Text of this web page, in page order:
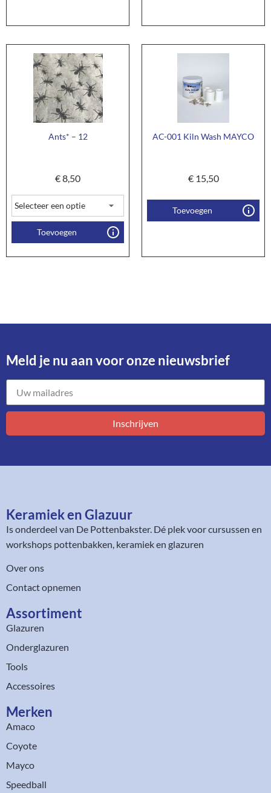
Ants* – 12
€8,50
Toevoegen
AC-001 Kiln Wash MAYCO
€15,50
Toevoegen
Meld je nu aan voor onze nieuwsbrief​
Inschrijven
Keramiek en Glazuur​
Is onderdeel van De Pottenbakster. Dé plek voor cursussen en
workshops pottenbakken, keramiek en glazuren
Over ons
Contact opnemen
Assortiment​
Glazuren
Onderglazuren
Tools
Accessoires
Merken
Amaco
Coyote
Mayco
Speedball